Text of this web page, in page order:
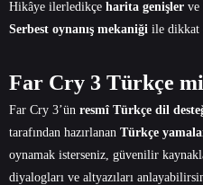
Hikâye ilerledikçe harita genişler ve
Serbest oynanış mekaniği ile dikkat
Far Cry 3 Türkçe
Far Cry 3’ün resmî Türkçe dil
tarafından hazırlanan Türkçe
oynamak isterseniz, güvenilir
diyalogları ve altyazıları